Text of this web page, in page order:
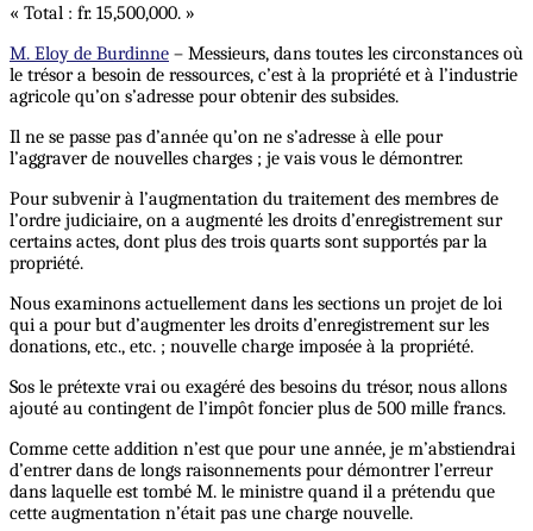
« Total : fr. 15,500,000. »
M. Eloy de Burdinne – Messieurs, dans toutes les circonstances où
le trésor a besoin de ressources, c’est à la propriété et à l’industrie
agricole qu’on s’adresse pour obtenir des subsides.
Il ne se passe pas d’année qu’on ne s’adresse à elle pour
l’aggraver de nouvelles charges ; je vais vous le démontrer.
Pour subvenir à l’augmentation du traitement des membres de
l’ordre judiciaire, on a augmenté les droits d’enregistrement sur
certains actes, dont plus des trois quarts sont supportés par la
propriété.
Nous examinons actuellement dans les sections un projet de loi
qui a pour but d’augmenter les droits d’enregistrement sur les
donations, etc., etc. ; nouvelle charge imposée à la propriété.
Sos le prétexte vrai ou exagéré des besoins du trésor, nous allons
ajouté au contingent de l’impôt foncier plus de 500 mille francs.
Comme cette addition n’est que pour une année, je m’abstiendrai
d’entrer dans de longs raisonnements pour démontrer l’erreur
dans laquelle est tombé M. le ministre quand il a prétendu que
cette augmentation n’était pas une charge nouvelle.